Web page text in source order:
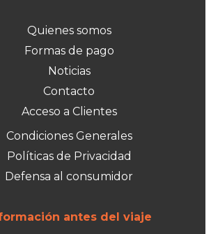
Quienes somos
Formas de pago
Noticias
Contacto
Acceso a Clientes
Condiciones Generales
Políticas de Privacidad
Defensa al consumidor
antes del viaje